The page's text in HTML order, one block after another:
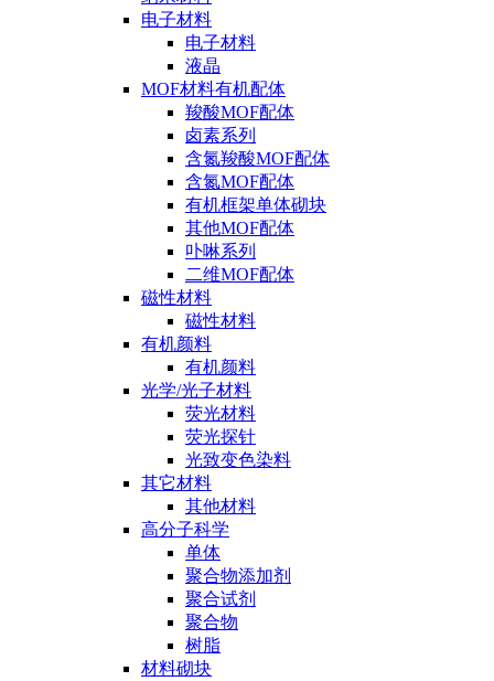
电子材料
电子材料
液晶
MOF材料有机配体
羧酸MOF配体
卤素系列
含氮羧酸MOF配体
含氮MOF配体
有机框架单体砌块
其他MOF配体
卟啉系列
二维MOF配体
磁性材料
磁性材料
有机颜料
有机颜料
光学/光子材料
荧光材料
荧光探针
光致变色染料
其它材料
其他材料
高分子科学
单体
聚合物添加剂
聚合试剂
聚合物
树脂
材料砌块